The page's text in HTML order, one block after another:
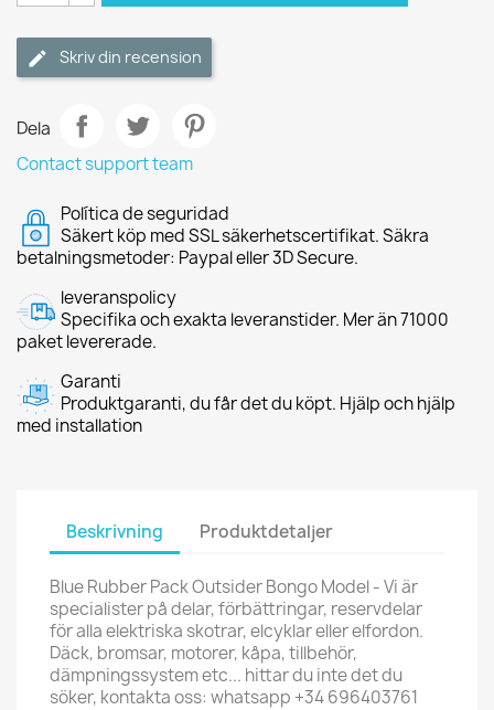
Skriv din recension
Dela
Contact support team
Política de seguridad
Säkert köp med SSL säkerhetscertifikat. Säkra
betalningsmetoder: Paypal eller 3D Secure.
leveranspolicy
Specifika och exakta leveranstider. Mer än 71000
paket levererade.
Garanti
Produktgaranti, du får det du köpt. Hjälp och hjälp
med installation
Beskrivning Produktdetaljer
Blue Rubber Pack Outsider Bongo Model - Vi är
specialister på delar, förbättringar, reservdelar
för alla elektriska skotrar, elcyklar eller elfordon.
Däck, bromsar, motorer, kåpa, tillbehör,
dämpningssystem etc... hittar du inte det du
söker, kontakta oss: whatsapp +34 696403761